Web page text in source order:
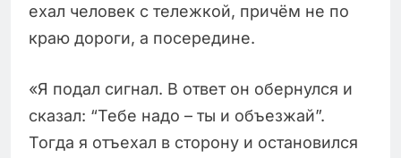
ехал человек с тележкой, причём не по
краю дороги, а посередине.
«Я подал сигнал. В ответ он обернулся и
сказал: “Тебе надо – ты и объезжай”.
Тогда я отъехал в сторону и остановился